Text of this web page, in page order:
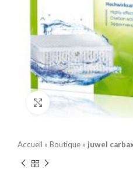
Click to enlarge
Accueil » Boutique » juwel